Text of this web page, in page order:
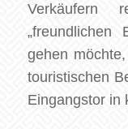
Verkäufern
„freundlichen
gehen
touristischen
Eingangstor in